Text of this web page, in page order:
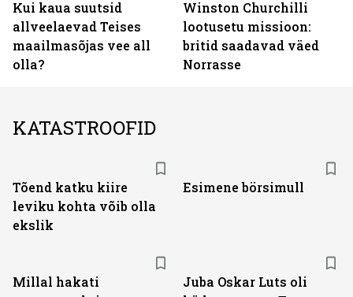
Kui kaua suutsid
allveelaevad Teises
maailmasõjas vee all
olla?
Winston Churchilli
lootusetu missioon:
britid saadavad väed
Norrasse
KATASTROOFID
Tõend katku kiire
leviku kohta võib olla
ekslik
Esimene börsimull
Millal hakati
Juba Oskar Luts oli